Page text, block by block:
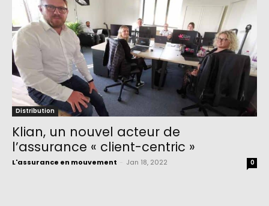
Distribution
Klian, un nouvel acteur de
l’assurance « client-centric »
L'assurance en mouvement Jan 18, 2022 0